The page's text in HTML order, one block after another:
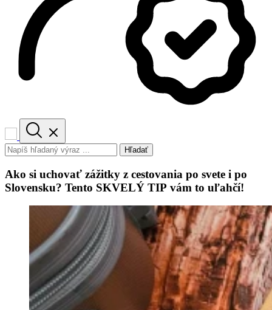
Hľadať
Ako si uchovať zážitky z cestovania po svete i po
Slovensku? Tento SKVELÝ TIP vám to uľahčí!